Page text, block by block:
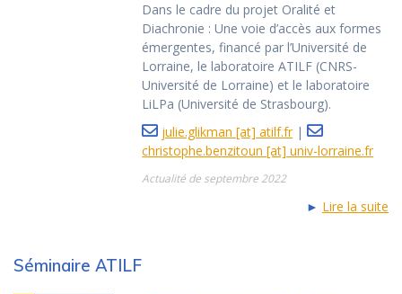
Dans le cadre du projet Oralité et
Diachronie : Une voie d’accès aux formes
émergentes, financé par l’Université de
Lorraine, le laboratoire ATILF (CNRS-
Université de Lorraine) et le laboratoire
LiLPa (Université de Strasbourg).
julie.glikman [at] atilf.fr|
christophe.benzitoun [at] univ-lorraine.fr
Actualité de septembre 2022
► Lire la suite
Séminaire ATILF